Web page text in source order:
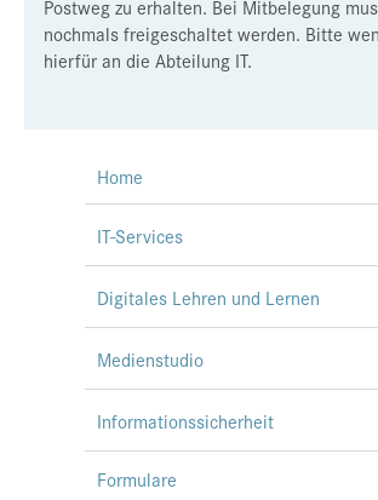
Postweg zu erhalten. Bei Mitbelegung
nochmals freigeschaltet werden. Bitte
hierfür an die Abteilung IT.
Home
IT-Services
Digitales Lehren und Lernen
Medienstudio
Informationssicherheit
Formulare